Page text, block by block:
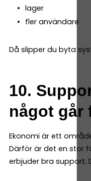
lager
fler användare
Då slipper du byta
10.
något går
Ekonomi är ett
Därför är det en stor
erbjuder bra support.